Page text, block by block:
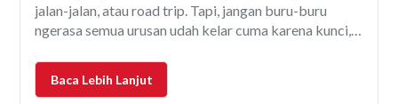
jalan-jalan, atau road trip. Tapi, jangan buru-buru
ngerasa semua urusan udah kelar cuma karena kunci,
ada satu hal yang sering banget dilupain, yaitu balik
nama mobil. Masih
Baca Lebih Lanjut